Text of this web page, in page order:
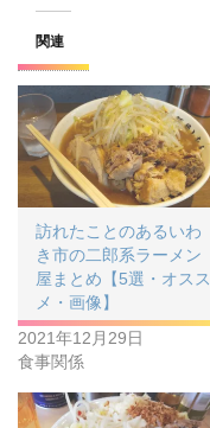
関連
訪れたことのあるいわ
き市の二郎系ラーメン
屋まとめ【5選・オスス
メ・画像】
2021年12月29日
食事関係